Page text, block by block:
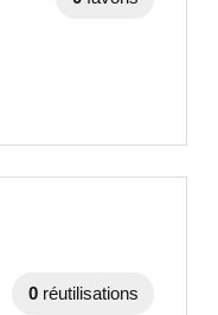
0 réutilisations